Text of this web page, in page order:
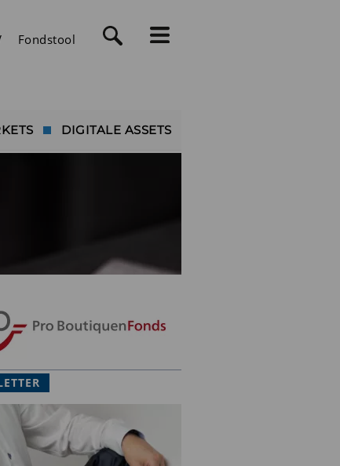
Fondstool
DIGITALE ASSETS